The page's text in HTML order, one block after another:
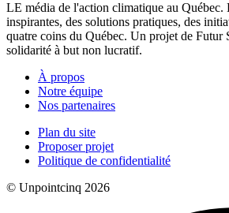
LE média de l'action climatique au Québec.
inspirantes, des solutions pratiques, des
quatre coins du Québec. Un projet de Futur
solidarité à but non lucratif.
À propos
Notre équipe
Nos partenaires
Plan du site
Proposer projet
Politique de confidentialité
© Unpointcinq 2026